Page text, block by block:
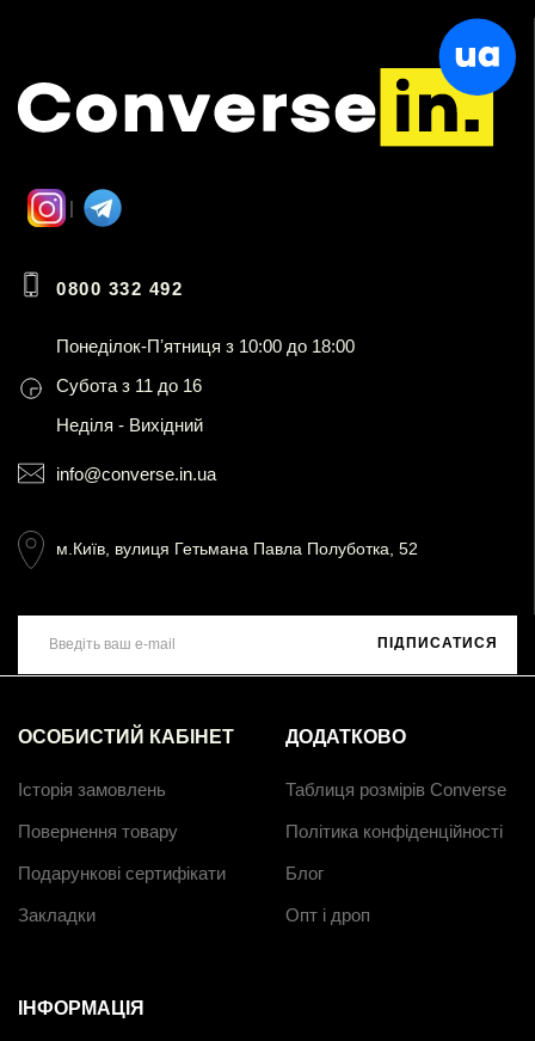
0800 332 492
Понеділок-Пʼятниця з 10:00 до 18:00
Субота з 11 до 16
Неділя - Вихідний
info@converse.in.ua
м.Київ, вулиця Гетьмана Павла Полуботка, 52
ПІДПИСАТИСЯ
ОСОБИСТИЙ КАБІНЕТ
Історія замовлень
Повернення товару
Подарункові сертифікати
Закладки
ДОДАТКОВО
Таблиця розмірів Converse
Політика конфіденційності
Блог
Опт і дроп
ІНФОРМАЦІЯ